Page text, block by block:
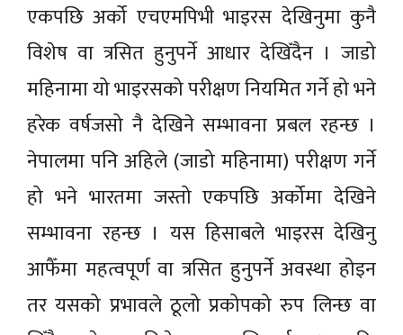
एकपछि अर्को एचएमपिभी भाइरस देखिनुमा कुनै
विशेष वा त्रसित हुनुपर्ने आधार देखिँदैन । जाडो
महिनामा यो भाइरसको परीक्षण नियमित गर्ने हो भने
हरेक वर्षजसो नै देखिने सम्भावना प्रबल रहन्छ ।
नेपालमा पनि अहिले (जाडो महिनामा) परीक्षण गर्ने
हो भने भारतमा जस्तो एकपछि अर्कोमा देखिने
सम्भावना रहन्छ । यस हिसाबले भाइरस देखिनु
आफैँमा महत्वपूर्ण वा त्रसित हुनुपर्ने अवस्था होइन
तर यसको प्रभावले ठूलो प्रकोपको रुप लिन्छ वा